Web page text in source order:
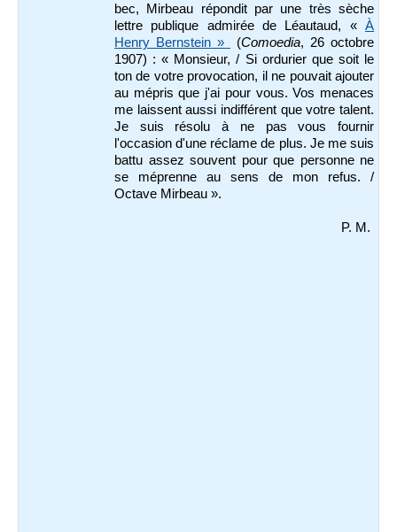
bec, Mirbeau répondit par une très sèche
lettre publique admirée de Léautaud, « À
Henry Bernstein »
(Comoedia, 26 octobre
1907) : « Monsieur, / Si ordurier que soit le
ton de votre provocation, il ne pouvait ajouter
au mépris que j'ai pour vous. Vos menaces
me laissent aussi indifférent que votre talent.
Je suis résolu à ne pas vous fournir
l'occasion d'une réclame de plus. Je me suis
battu assez souvent pour que personne ne
se méprenne au sens de mon refus. /
Octave Mirbeau ».
P. M.